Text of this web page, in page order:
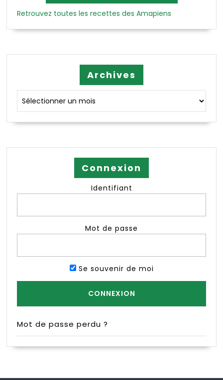
Retrouvez toutes les recettes des Amapiens
Archives
Connexion
Identifiant
Mot de passe
Se souvenir de moi
Mot de passe perdu ?